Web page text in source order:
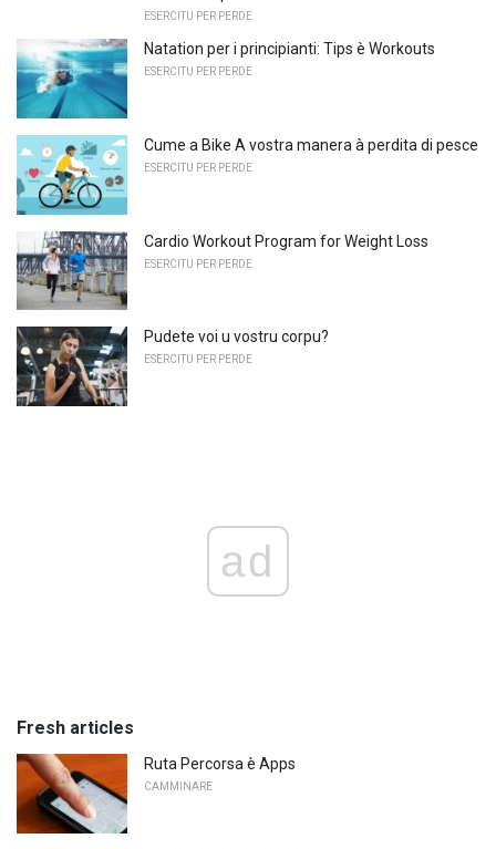
ESERCITU PER PERDE
Natation per i principianti: Tips è Workouts
ESERCITU PER PERDE
Cume a Bike A vostra manera à perdita di pesce
ESERCITU PER PERDE
Cardio Workout Program for Weight Loss
ESERCITU PER PERDE
Pudete voi u vostru corpu?
ESERCITU PER PERDE
ad
Fresh articles
Ruta Percorsa è Apps
CAMMINARE